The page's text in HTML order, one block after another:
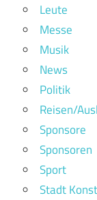
Leute
Messe
Musik
News
Politik
Reisen/
Sponsore
Sponsoren
Sport
Stadt